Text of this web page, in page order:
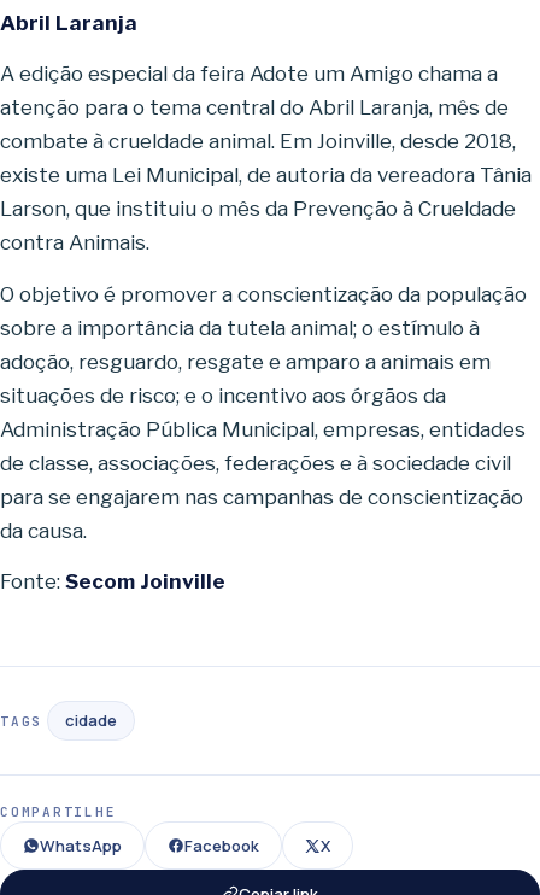
Abril Laranja
A edição especial da feira Adote um Amigo chama a
atenção para o tema central do Abril Laranja, mês de
combate à crueldade animal. Em Joinville, desde 2018,
existe uma Lei Municipal, de autoria da vereadora Tânia
Larson, que instituiu o mês da Prevenção à Crueldade
contra Animais.
O objetivo é promover a conscientização da população
sobre a importância da tutela animal; o estímulo à
adoção, resguardo, resgate e amparo a animais em
situações de risco; e o incentivo aos órgãos da
Administração Pública Municipal, empresas, entidades
de classe, associações, federações e à sociedade civil
para se engajarem nas campanhas de conscientização
da causa.
Fonte: Secom Joinville
TAGS cidade
COMPARTILHE
WhatsApp Facebook X